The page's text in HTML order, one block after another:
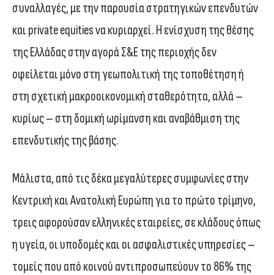
συναλλαγές, με την παρουσία στρατηγικών επενδυτών
και private equities να κυριαρχεί. Η ενίσχυση της θέσης
της Ελλάδας στην αγορά Σ&Ε της περιοχής δεν
οφείλεται μόνο στη γεωπολιτική της τοποθέτηση ή
στη σχετική μακροοικονομική σταθερότητα, αλλά –
κυρίως – στη δομική ωρίμανση και αναβάθμιση της
επενδυτικής της βάσης.
Μάλιστα, από τις δέκα μεγαλύτερες συμφωνίες στην
Κεντρική και Ανατολική Ευρώπη για το πρώτο τρίμηνο,
τρεις αφορούσαν ελληνικές εταιρείες, σε κλάδους όπως
η υγεία, οι υποδομές και οι ασφαλιστικές υπηρεσίες –
τομείς που από κοινού αντιπροσωπεύουν το 86% της